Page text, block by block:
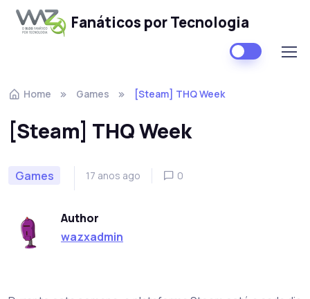
Fanáticos por Tecnologia
Home Games [Steam] THQ Week
[Steam] THQ Week
Games 17 anos ago 0
Author
wazxadmin